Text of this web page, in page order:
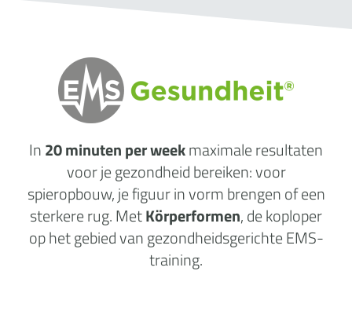
In20 minuten per weekmaximaleresultaten
voor je gezondheidbereiken: voor
spieropbouw, je figuur in vorm brengen of een
sterkere rug. MetKörperformen, de koploper
op het gebied van gezondheidsgerichte EMS-
training.